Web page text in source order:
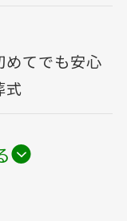
めてでも安心
式